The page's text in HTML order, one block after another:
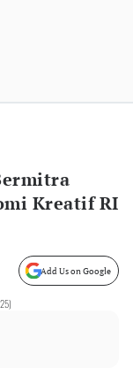
Kreatif RI
Add Us on Google